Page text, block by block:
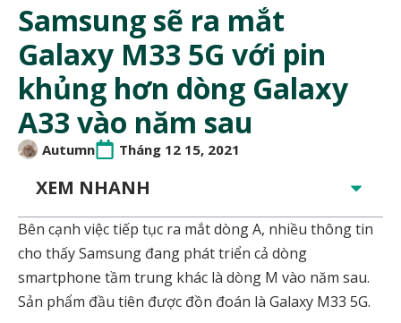
Samsung sẽ ra mắt
Galaxy M33 5G với pin
khủng hơn dòng Galaxy
A33 vào năm sau
Autumn Tháng 12 15, 2021
XEM NHANH
Bên cạnh việc tiếp tục ra mắt dòng A, nhiều thông tin
cho thấy Samsung đang phát triển cả dòng
smartphone tầm trung khác là dòng M vào năm sau.
Sản phẩm đầu tiên được đồn đoán là Galaxy M33 5G.